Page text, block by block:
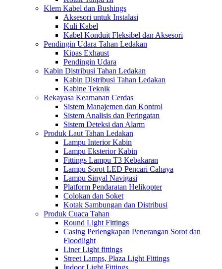
Klem Kabel dan Bushings
Aksesori untuk Instalasi
Kuli Kabel
Kabel Konduit Fleksibel dan Aksesori
Pendingin Udara Tahan Ledakan
Kipas Exhaust
Pendingin Udara
Kabin Distribusi Tahan Ledakan
Kabin Distribusi Tahan Ledakan
Kabine Teknik
Rekayasa Keamanan Cerdas
Sistem Manajemen dan Kontrol
Sistem Analisis dan Peringatan
Sistem Deteksi dan Alarm
Produk Laut Tahan Ledakan
Lampu Interior Kabin
Lampu Eksterior Kabin
Fittings Lampu T3 Kebakaran
Lampu Sorot LED Pencari Cahaya
Lampu Sinyal Navigasi
Platform Pendaratan Helikopter
Colokan dan Soket
Kotak Sambungan dan Distribusi
Produk Cuaca Tahan
Round Light Fittings
Casing Perlengkapan Penerangan Sorot dan
Floodlight
Liner Light fittings
Street Lamps, Plaza Light Fittings
Indoor Light Fittings